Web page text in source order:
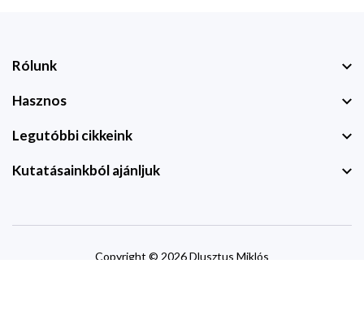
Rólunk
Hasznos
Legutóbbi cikkeink
Kutatásainkból ajánljuk
Copyright © 2026 Dlusztus Miklós